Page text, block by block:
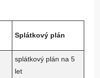
Splátkový plán
splátkový plán na 5
let